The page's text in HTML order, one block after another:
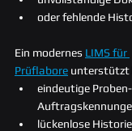
oder fehlende
Ein modernes LIMS für
Prüflabore unterstützt
eindeutige
lückenlose